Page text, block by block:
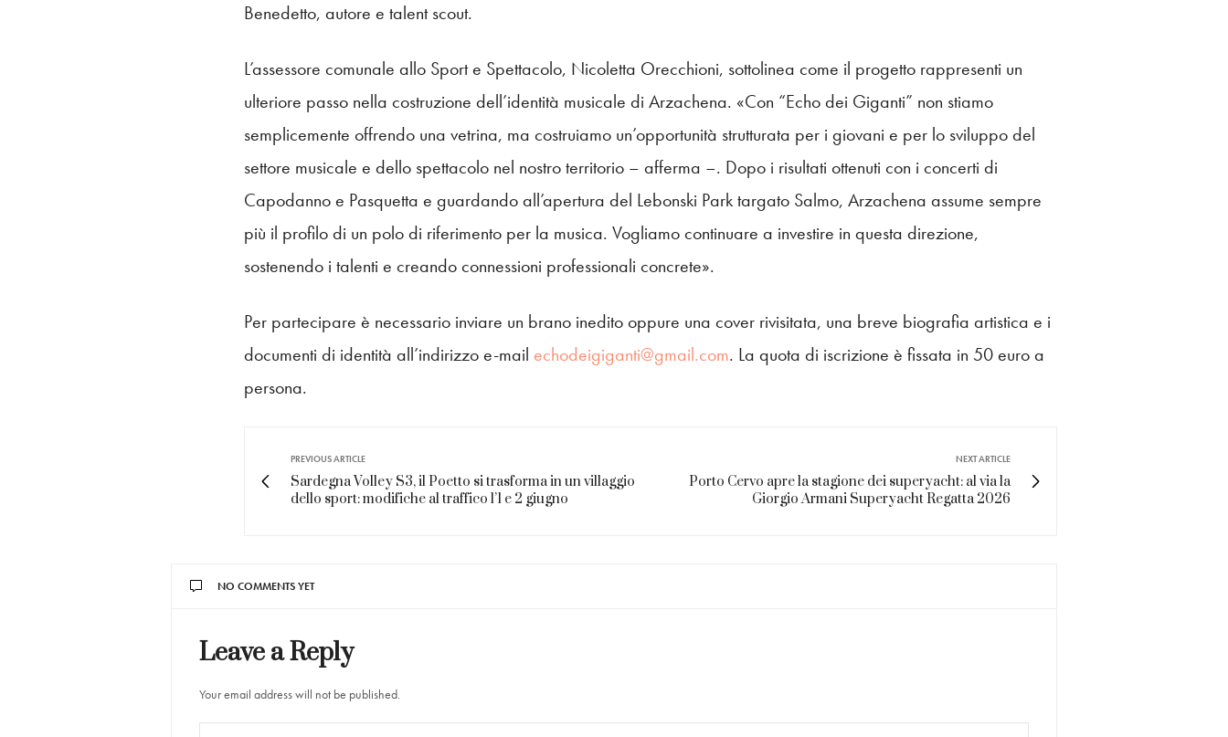
Benedetto, autore e talent scout.
L’assessore comunale allo Sport e Spettacolo, Nicoletta Orecchioni, sottolinea come il progetto rappresenti un
ulteriore passo nella costruzione dell’identità musicale di Arzachena. «Con “Echo dei Giganti” non stiamo
semplicemente offrendo una vetrina, ma costruiamo un’opportunità strutturata per i giovani e per lo sviluppo del
settore musicale e dello spettacolo nel nostro territorio – afferma –. Dopo i risultati ottenuti con i concerti di
Capodanno e Pasquetta e guardando all’apertura del Lebonski Park targato Salmo, Arzachena assume sempre
più il profilo di un polo di riferimento per la musica. Vogliamo continuare a investire in questa direzione,
sostenendo i talenti e creando connessioni professionali concrete».
Per partecipare è necessario inviare un brano inedito oppure una cover rivisitata, una breve biografia artistica e i
documenti di identità all’indirizzo e-mail echodeigiganti@gmail.com. La quota di iscrizione è fissata in 50 euro a
persona.
PREVIOUS ARTICLE
Sardegna Volley S3, il Poetto si trasforma in un villaggio
dello sport: modifiche al traffico l’1 e 2 giugno
NEXT ARTICLE
Porto Cervo apre la stagione dei superyacht: al via la
Giorgio Armani Superyacht Regatta 2026
NO COMMENTS YET
Leave a Reply
Your email address will not be published.